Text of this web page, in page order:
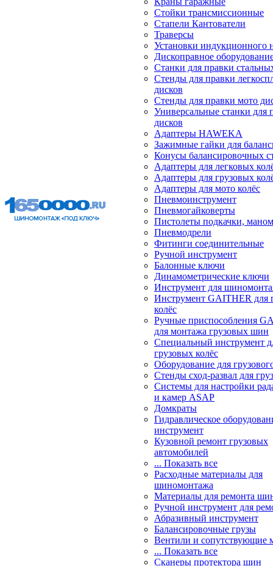
Стойки трансмиссионные
Стапели Кантователи
Траверсы
Установки индукционного
Дископравное
Станки для правки
Стенды для правки
дисков
Стенды для правки мото
Универсальные станки для
дисков
Адаптеры HAWEKA
Зажимные гайки для
Конусы балансировочных
Адаптеры для легковых
Адаптеры для грузовых
Адаптеры для мото колёс
Пневмоинструмент
Пневмогайковерты
Пистолеты подкачки,
Пневмодрели
Фитинги соединительные
Ручной инструмент
Балонные ключи
Динамометрические ключи
Инструмент для
Инструмент GAITHER для
колёс
Ручные приспособления
для монтажа грузовых шин
Специальный инструмент
грузовых колёс
Оборудование для
Стенды сход-развал для
Системы для настройки
и камер ASAP
Домкраты
Гидравлическое
инструмент
Кузовной ремонт грузовых
автомобилей
... Показать все
Расходные материалы для
шиномонтажа
Материалы для ремонта
Ручной инструмент для
Абразивный инструмент
Балансировочные грузы
Вентили и сопутствующие
... Показать все
Сканеры протектора шин